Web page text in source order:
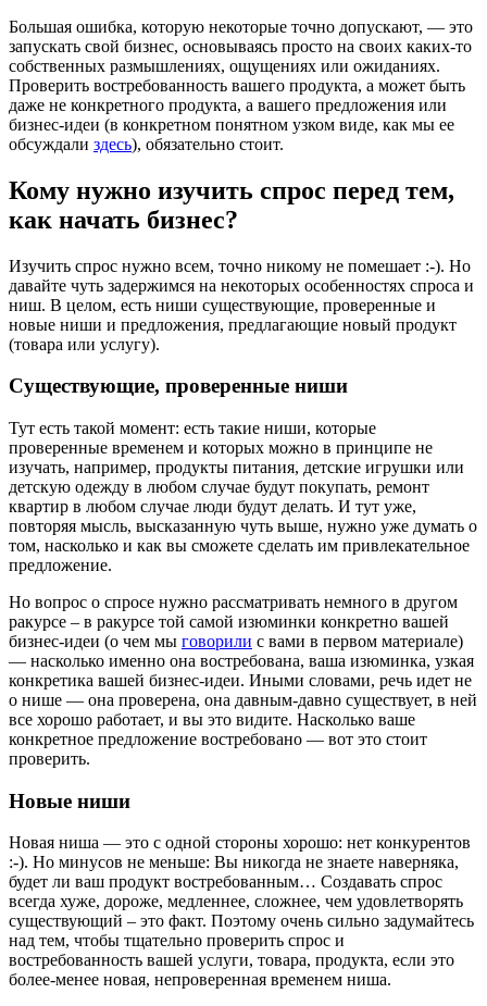
Большая ошибка, которую некоторые точно допускают, — это
запускать свой бизнес, основываясь просто на своих каких-то
собственных размышлениях, ощущениях или ожиданиях.
Проверить востребованность вашего продукта, а может быть
даже не конкретного продукта, а вашего предложения или
бизнес-идеи (в конкретном понятном узком виде, как мы ее
обсуждали здесь), обязательно стоит.
Кому нужно изучить спрос перед тем,
как начать бизнес?
Изучить спрос нужно всем, точно никому не помешает :-). Но
давайте чуть задержимся на некоторых особенностях спроса и
ниш. В целом, есть ниши существующие, проверенные и
новые ниши и предложения, предлагающие новый продукт
(товара или услугу).
Существующие, проверенные ниши
Тут есть такой момент: есть такие ниши, которые
проверенные временем и которых можно в принципе не
изучать, например, продукты питания, детские игрушки или
детскую одежду в любом случае будут покупать, ремонт
квартир в любом случае люди будут делать. И тут уже,
повторяя мысль, высказанную чуть выше, нужно уже думать о
том, насколько и как вы сможете сделать им привлекательное
предложение.
Но вопрос о спросе нужно рассматривать немного в другом
ракурсе – в ракурсе той самой изюминки конкретно вашей
бизнес-идеи (о чем мы говорили с вами в первом материале)
— насколько именно она востребована, ваша изюминка, узкая
конкретика вашей бизнес-идеи. Иными словами, речь идет не
о нише — она проверена, она давным-давно существует, в ней
все хорошо работает, и вы это видите. Насколько ваше
конкретное предложение востребовано — вот это стоит
проверить.
Новые ниши
Новая ниша — это с одной стороны хорошо: нет конкурентов
:-). Но минусов не меньше: Вы никогда не знаете наверняка,
будет ли ваш продукт востребованным… Создавать спрос
всегда хуже, дороже, медленнее, сложнее, чем удовлетворять
существующий – это факт. Поэтому очень сильно задумайтесь
над тем, чтобы тщательно проверить спрос и
востребованность вашей услуги, товара, продукта, если это
более-менее новая, непроверенная временем ниша.